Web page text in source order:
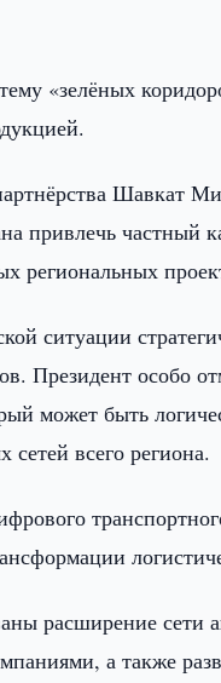
«зелёных
Шавкат
привлечь
региональных
ситуации
Президент особо
может быть
всего региона.
расширение сети
а также